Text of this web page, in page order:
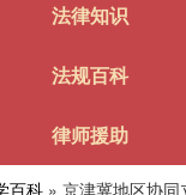
法律知识
法规百科
律师援助
百科 » 京津冀地区协同